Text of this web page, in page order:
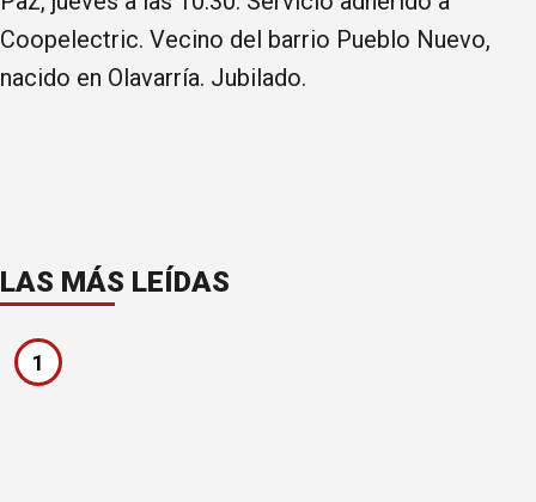
Coopelectric. Vecino del barrio Pueblo Nuevo,
nacido en Olavarría. Jubilado.
LAS MÁS LEÍDAS
1